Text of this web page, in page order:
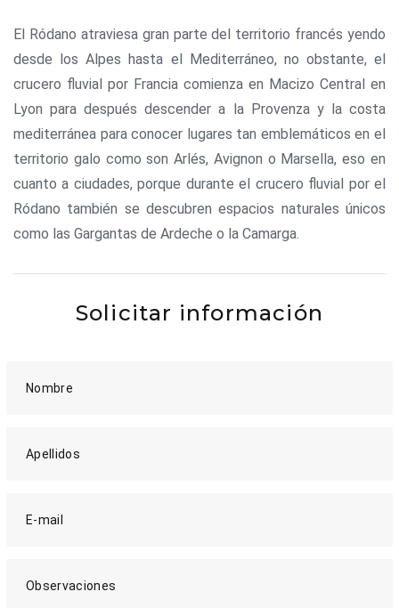
El Ródano atraviesa gran parte del territorio francés yendo
desde los Alpes hasta el Mediterráneo, no obstante, el
crucero fluvial por Francia comienza en Macizo Central en
Lyon para después descender a la Provenza y la costa
mediterránea para conocer lugares tan emblemáticos en el
territorio galo como son Arlés, Avignon o Marsella, eso en
cuanto a ciudades, porque durante el crucero fluvial por el
Ródano también se descubren espacios naturales únicos
como las Gargantas de Ardeche o la Camarga.
Solicitar información
Nombre
Apellidos
E-mail
Observaciones